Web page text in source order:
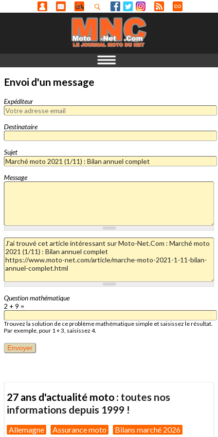
Envoi d'un message
Expéditeur
Destinataire
Sujet
Message
Question mathématique
2 + 9 =
Trouvez la solution de ce problème mathématique simple et saisissez le résultat.
Par exemple, pour 1 + 3, saisissez 4.
27 ans d'actualité moto : toutes nos
informations depuis 1999 !
Allemagne Assurance moto Bilans marché 2026